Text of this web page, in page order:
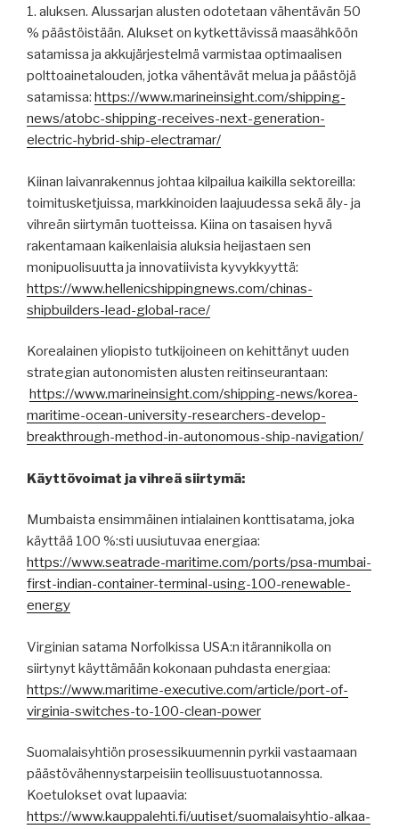
1. aluksen. Alussarjan alusten odotetaan vähentävän 50
% päästöistään. Alukset on kytkettävissä maasähköön
satamissa ja akkujärjestelmä varmistaa optimaalisen
polttoainetalouden, jotka vähentävät melua ja päästöjä
satamissa: https://www.marineinsight.com/shipping-
news/atobc-shipping-receives-next-generation-
electric-hybrid-ship-electramar/
Kiinan laivanrakennus johtaa kilpailua kaikilla sektoreilla:
toimitusketjuissa, markkinoiden laajuudessa sekä äly- ja
vihreän siirtymän tuotteissa. Kiina on tasaisen hyvä
rakentamaan kaikenlaisia aluksia heijastaen sen
monipuolisuutta ja innovatiivista kyvykkyyttä:
https://www.hellenicshippingnews.com/chinas-
shipbuilders-lead-global-race/
Korealainen yliopisto tutkijoineen on kehittänyt uuden
strategian autonomisten alusten reitinseurantaan:
https://www.marineinsight.com/shipping-news/korea-
maritime-ocean-university-researchers-develop-
breakthrough-method-in-autonomous-ship-navigation/
Käyttövoimat ja vihreä siirtymä:
Mumbaista ensimmäinen intialainen konttisatama, joka
käyttää 100 %:sti uusiutuvaa energiaa:
https://www.seatrade-maritime.com/ports/psa-mumbai-
first-indian-container-terminal-using-100-renewable-
energy
Virginian satama Norfolkissa USA:n itärannikolla on
siirtynyt käyttämään kokonaan puhdasta energiaa:
https://www.maritime-executive.com/article/port-of-
virginia-switches-to-100-clean-power
Suomalaisyhtiön prosessikuumennin pyrkii vastaamaan
päästövähennystarpeisiin teollisuustuotannossa.
Koetulokset ovat lupaavia:
https://www.kauppalehti.fi/uutiset/suomalaisyhtio-alkaa-